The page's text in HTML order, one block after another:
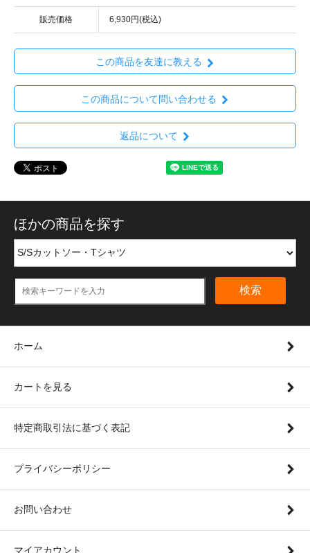
販売価格 6,930円(税込)
この商品を友達に教える
この商品について問い合わせる
返品について
ほかの商品を探す
検索
ホーム
カートを見る
特定商取引法に基づく表記
プライバシーポリシー
お問い合わせ
マイアカウント